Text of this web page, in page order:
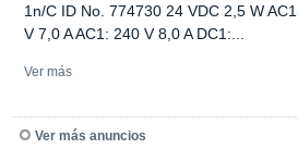
1n/C ID No. 774730 24 VDC 2,5 W
V 7,0 A AC1: 240 V 8,0 A DC1:...
Ver más
Ver más anuncios